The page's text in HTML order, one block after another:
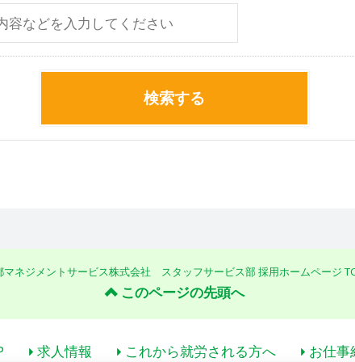
検索する
マネジメントサービス株式会社 スタッフサービス部 採用ホームページ
このページの先頭へ
求人情報 これから就労される方へ お仕事